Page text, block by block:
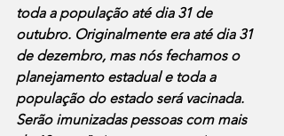
toda a população até dia 31 de
outubro. Originalmente era até dia 31
de dezembro, mas nós fechamos o
planejamento estadual e toda a
população do estado será vacinada.
Serão imunizadas pessoas com mais